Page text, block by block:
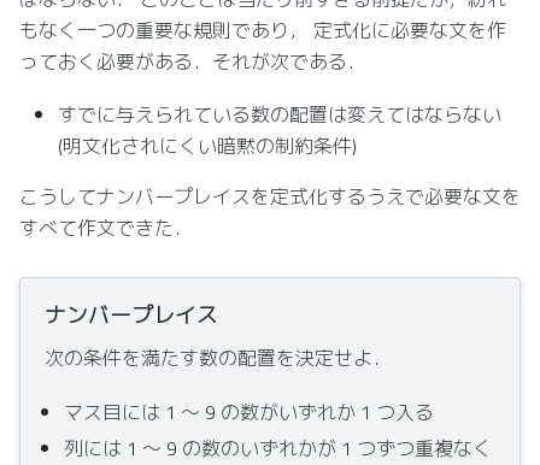
もなく一つの重要な規則であり， 定式化に必要な文を作
っておく必要がある．それが次である．
すでに与えられている数の配置は変えてはならない
(明文化されにくい暗黙の制約条件)
こうしてナンバープレイスを定式化するうえで必要な文を
すべて作文できた．
ナンバープレイス
次の条件を満たす数の配置を決定せよ．
マス目には 1 ～ 9 の数がいずれか 1 つ入る
列には 1 ～ 9 の数のいずれかが 1 つずつ重複なく